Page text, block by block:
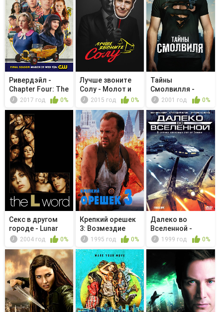
Ривердэйл -
Chapter Four: The
Last Pi...
2017 год 0%
Лучше звоните
Солу - Молот и
наковальня
2015 год 0%
Тайны
Смолвилля -
Патриот
2001 год 0%
Секс в другом
городе - Lunar
Cycle2004 год 0%
Крепкий орешек
3: Возмездие
1995 год 0%
Далеко во
Вселенной -
Второй раз я не...
1999 год 0%